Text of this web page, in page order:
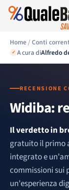
Home/Conti
✓ A cura diAlfredo
RECENSIONE
Widiba:
Il verdetto in
gratuito il primo
integrato e
commissioni sui
un'esperienza